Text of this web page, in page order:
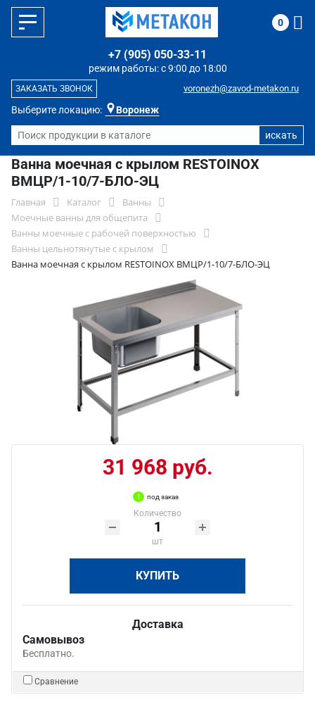
Выберите локацию: Воронеж
режим работы: с 9:00 до 18:00
+7 (905) 050-33-11
voronezh@zavod-metakon.ru
ЗАКАЗАТЬ ЗВОНОК
0
Ванна моечная с крылом RESTOINOX
ВМЦР/1-10/7-БЛО-ЭЦ
Главная Каталог
Ванны
Моечные ванны для общепита
Ванны моечные с рабочей поверхностью
Ванны цельнотянутые с крылом
Ванна моечная с крылом RESTOINOX ВМЦР/1-10/7-БЛО-ЭЦ
31 968 руб.
под заказ
Количество
шт
КУПИТЬ
Доставка
Самовывоз
Бесплатно.
Сравнение